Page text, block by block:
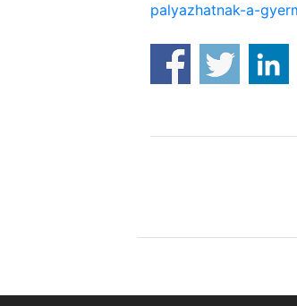
palyazhatnak-a-